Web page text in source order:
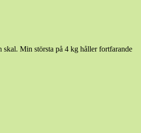
skal. Min största på 4 kg håller fortfarande